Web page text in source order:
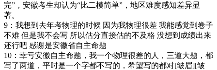
完”，安徽考生却认为“比二模简单”，地区难度感知差异显
著。 ​
9：我想到去年考物理的时候 因为我物理很差 我能感觉到卷子
不难 但是我不会写 所以估分直接估的不及格 没想到成绩出来
还行吧 感谢是安徽省自主命题 ​
10：幸亏安徽自主命题，我一个物理很差的人，三道大题，都
写了两道，平时是一个字都不写的，希望写的都对[皱眉][皱